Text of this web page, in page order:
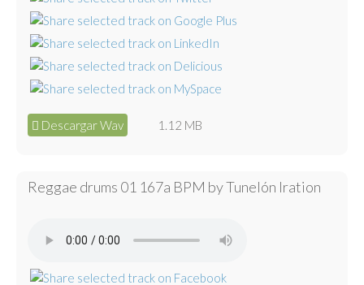
Descargar Wav 1.12 MB
Reggae drums 01 167a BPM by Tunelón Iration